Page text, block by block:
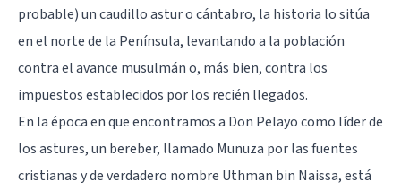
probable) un caudillo astur o cántabro, la historia lo sitúa
en el norte de la Península, levantando a la población
contra el avance musulmán o, más bien, contra los
impuestos establecidos por los recién llegados.
En la época en que encontramos a Don Pelayo como líder de
los astures, un bereber, llamado Munuza por las fuentes
cristianas y de verdadero nombre Uthman bin Naissa, está